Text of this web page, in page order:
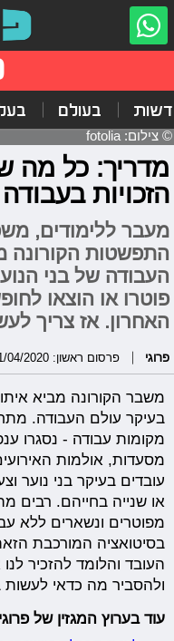
בעולם
© צילום: fotolia
מדריך: כל מה
הזכויות בעבודה
מעבר ללימודים,
התפשטות הקורונה
העבודה של בני
פוטרו או הוצאו
האחרון. אז צריך
פרוגי פרסום ראשון: 01/04/2020, 15:44
משבר הקורונה מביא
בעיקר עולם העבודה.
מקומות עבודה - נסגרו
מסעדות, אולמות
עובדים בעיקר בני נוער
או שנייה בחייהם. רבים
מפוטרים ונשארים ללא
בסיטואציה המורכבת
העובד והלומד להזכיר
ולהסביר מה כדאי לעשות
עוד בערוץ המגזין של